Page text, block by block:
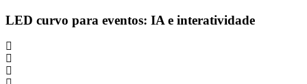
LED curvo para eventos: IA e interatividade